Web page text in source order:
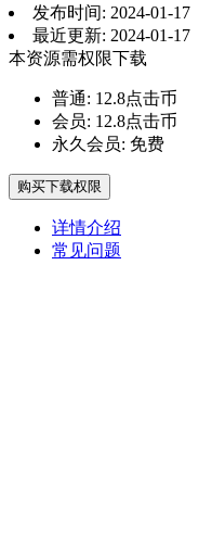
发布时间: 2024-01-17
最近更新: 2024-01-17
本资源需权限下载
普通: 12.8点击币
会员: 12.8点击币
永久会员: 免费
购买下载权限
详情介绍
常见问题